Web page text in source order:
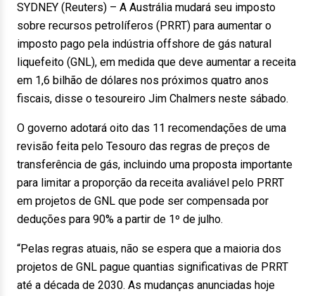
SYDNEY (Reuters) – A Austrália mudará seu imposto
sobre recursos petrolíferos (PRRT) para aumentar o
imposto pago pela indústria offshore de gás natural
liquefeito (GNL), em medida que deve aumentar a receita
em 1,6 bilhão de dólares nos próximos quatro anos
fiscais, disse o tesoureiro Jim Chalmers neste sábado.
O governo adotará oito das 11 recomendações de uma
revisão feita pelo Tesouro das regras de preços de
transferência de gás, incluindo uma proposta importante
para limitar a proporção da receita avaliável pelo PRRT
em projetos de GNL que pode ser compensada por
deduções para 90% a partir de 1º de julho.
“Pelas regras atuais, não se espera que a maioria dos
projetos de GNL pague quantias significativas de PRRT
até a década de 2030. As mudanças anunciadas hoje